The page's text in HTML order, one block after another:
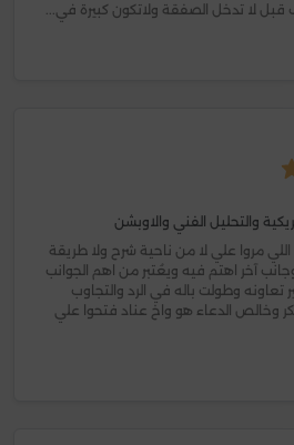
لا تدخل الصفقة ولاتكون كبيرة في...
والتحليل الفني والاوبشن
مروا علي لا من ناحية شرح ولا طريقة
آخر اهتم فيه ويعُتبر من اهم الجوانب
تعاونه وطولت باله في الرد والتجاوب
وخالص الدعاء هو واخ عناد فتحوا علي